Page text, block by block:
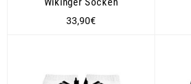
Normaler
33,90€